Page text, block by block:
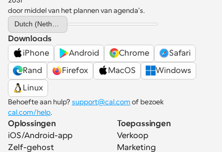
door middel van het plannen van agenda's.
Select Language
Dutch (Netherlands)
Downloads
iPhone
Android Chrome
Safari
Rand
Firefox MacOS
Windows
Linux
Behoefte aan hulp? support@cal.com
cal.com/help.
Oplossingen
iOS/Android-app
Zelf-gehost
Toepassingen
Verkoop
Marketing